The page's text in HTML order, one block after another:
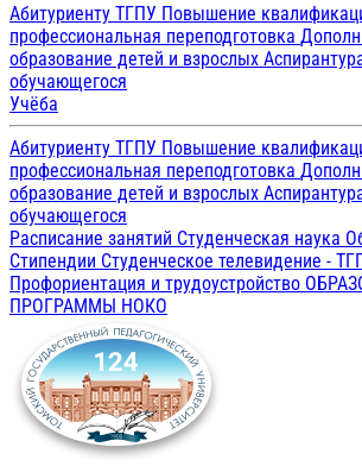
Абитуриенту ТГПУ Повышение
профессиональная переподготовка
образование детей и взрослых
обучающегося
Учёба
Абитуриенту ТГПУ Повышение
профессиональная переподготовка
образование детей и взрослых
обучающегося
Расписание занятий Студенческая наука
Стипендии Студенческое телевидение -
Профориентация и трудоустройство
ПРОГРАММЫ НОКО